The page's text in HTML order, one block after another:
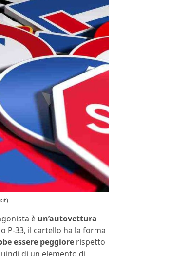
è un’autovettura
P-33, il cartello ha la forma
essere peggiore rispetto
di un elemento di